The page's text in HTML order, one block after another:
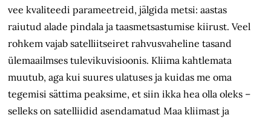
vee kvaliteedi parameetreid, jälgida metsi: aastas
raiutud alade pindala ja taasmetsastumise kiirust. Veel
rohkem vajab satelliitseiret rahvusvaheline tasand
ülemaailmses tulevikuvisioonis. Kliima kahtlemata
muutub, aga kui suures ulatuses ja kuidas me oma
tegemisi sättima peaksime, et siin ikka hea olla oleks –
selleks on satelliidid asendamatud Maa kliimast ja